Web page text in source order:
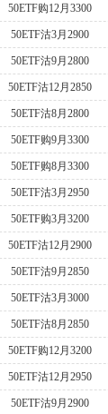
50ETF购12月3300
50ETF沽3月2900
50ETF沽9月2800
50ETF沽12月2850
50ETF沽8月2800
50ETF购9月3300
50ETF购8月3300
50ETF沽3月2950
50ETF购3月3200
50ETF沽12月2900
50ETF沽9月2850
50ETF沽3月3000
50ETF沽8月2850
50ETF购12月3200
50ETF沽12月2950
50ETF沽9月2900